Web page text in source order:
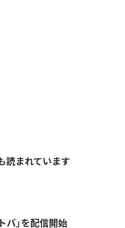
読まれています
バ」を配信開始